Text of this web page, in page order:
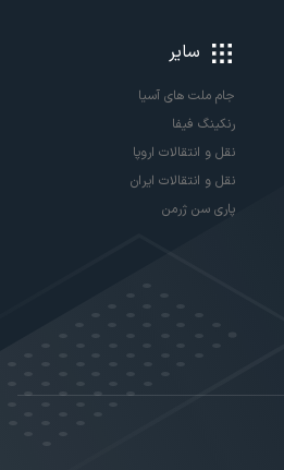
سایر
جام ملت های آسیا
رنکینگ فیفا
نقل و انتقالات اروپا
نقل و انتقالات ایران
پاری سن ژرمن